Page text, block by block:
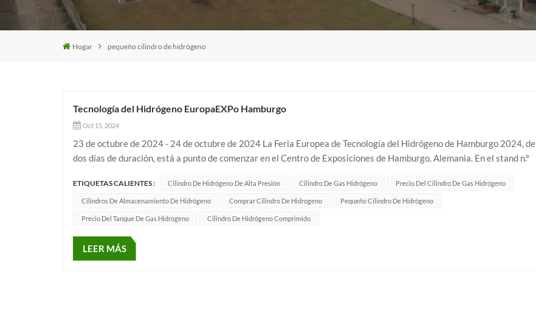
Hogar pequeño cilindro de hidrógeno
Tecnología del Hidrógeno EuropaEXPo Hamburgo
Oct 15, 2024
23 de octubre de 2024 - 24 de octubre de 2024 La Feria Europea de Tecnología del Hidrógeno de Hamburgo 2024, de
dos días de duración, está a punto de comenzar en el Centro de Exposiciones de Hamburgo, Alemania. En el stand n.º
ETIQUETAS CALIENTES : Cilindro De Hidrógeno De Alta Presión Cilindro De Gas Hidrógeno Precio Del Cilindro De Gas Hidrógeno
Cilindros De Almacenamiento De Hidrógeno Comprar Cilindro De Hidrogeno Pequeño Cilindro De Hidrógeno
Precio Del Tanque De Gas Hidrogeno Cilindro De Hidrógeno Comprimido
LEER MÁS